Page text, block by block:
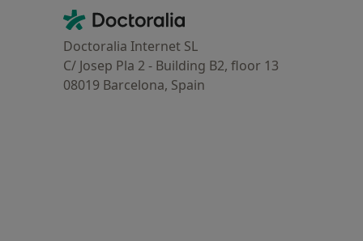
Contacto
Doctoralia - Homepage
Doctoralia Internet SL
C/ Josep Pla 2 - Building B2, floor 13
08019 Barcelona, Spain